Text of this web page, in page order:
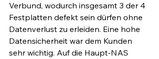
Verbund, wodurch insgesamt 3 der 4
Festplatten defekt sein dürfen ohne
Datenverlust zu erleiden. Eine hohe
Datensicherheit war dem Kunden
sehr wichtig. Auf die Haupt-NAS